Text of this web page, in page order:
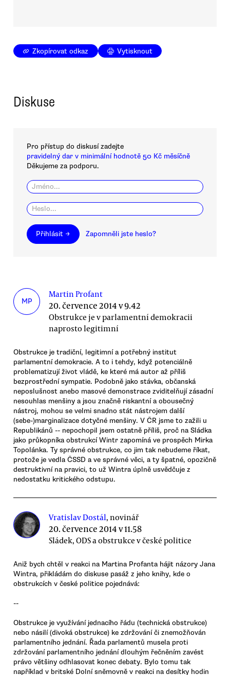
Zkopírovat odkaz Vytisknout
Diskuse
Pro přístup do diskusí zadejte
pravidelný dar v minimální hodnotě 50 Kč měsíčně
Děkujeme za podporu.
Přihlásit → Zapomněli jste heslo?
MP
Martin Profant
20. července 2014 v 9.42
Obstrukce je v parlamentní demokracii
naprosto legitimní
Obstrukce je tradiční, legitimní a potřebný institut
parlamentní demokracie. A to i tehdy, když potenciálně
problematizují život vládě, ke které má autor až příliš
bezprostřední sympatie. Podobně jako stávka, občanská
neposlušnost anebo masové demonstrace zviditelňují zásadní
nesouhlas menšiny a jsou značně riskantní a obousečný
nástroj, mohou se velmi snadno stát nástrojem další
(sebe-)marginalizace dotyčné menšiny. V ČR jsme to zažili u
Republikánů -- nepochopil jsem ostatně příliš, proč na Sládka
jako průkopníka obstrukcí Wintr zapomíná ve prospěch Mirka
Topolánka. Ty správné obstrukce, co jim tak nebudeme říkat,
protože je vedla ČSSD a ve správné věci, a ty špatné, opozičně
destruktivní na pravici, to už Wintra úplně usvědčuje z
nedostatku kritického odstupu.
Vratislav Dostál, novinář
20. července 2014 v 11.58
Sládek, ODS a obstrukce v české politice
Aniž bych chtěl v reakci na Martina Profanta hájit názory Jana
Wintra, přikládám do diskuse pasáž z jeho knihy, kde o
obstrukcích v české politice pojednává:
--
Obstrukce je využívání jednacího řádu (technická obstrukce)
nebo násilí (divoká obstrukce) ke zdržování či znemožňován
parlamentního jednání. Řada parlamentů musela proti
zdržování parlamentního jednání dlouhým řečněním zavést
právo většiny odhlasovat konec debaty. Bylo tomu tak
například v britské Dolní sněmovně v reakci na desítky hodin